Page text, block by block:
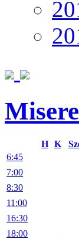
H K
6:45
7:00
8:30
11:00
16:30
18:00